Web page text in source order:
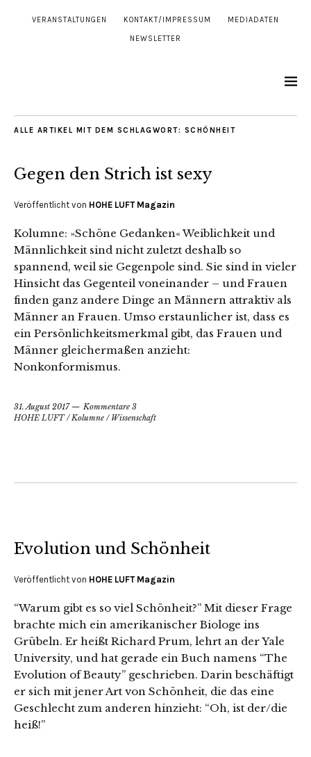
VERANSTALTUNGEN KONTAKT/IMPRESSUM MEDIADATEN
NEWSLETTER
ALLE ARTIKEL MIT DEM SCHLAGWORT: SCHÖNHEIT
Gegen den Strich ist sexy
Veröffentlicht von HOHE LUFT Magazin
Kolumne: »Schöne Gedanken« Weiblichkeit und
Männlichkeit sind nicht zuletzt deshalb so
spannend, weil sie Gegenpole sind. Sie sind in vieler
Hinsicht das Gegenteil voneinander – und Frauen
finden ganz andere Dinge an Männern attraktiv als
Männer an Frauen. Umso erstaunlicher ist, dass es
ein Persönlichkeitsmerkmal gibt, das Frauen und
Männer gleichermaßen anzieht:
Nonkonformismus.
31. August 2017
Kommentare 3
HOHE LUFT/Kolumne / Wissenschaft
Evolution und Schönheit
Veröffentlicht von HOHE LUFT Magazin
“Warum gibt es so viel Schönheit?” Mit dieser Frage
brachte mich ein amerikanischer Biologe ins
Grübeln. Er heißt Richard Prum, lehrt an der Yale
University, und hat gerade ein Buch namens “The
Evolution of Beauty” geschrieben. Darin beschäftigt
er sich mit jener Art von Schönheit, die das eine
Geschlecht zum anderen hinzieht: “Oh, ist der/die
heiß!”